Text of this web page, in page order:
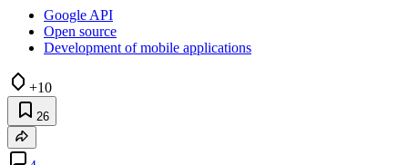
Google API
Open source
Development of mobile applications
+10
26